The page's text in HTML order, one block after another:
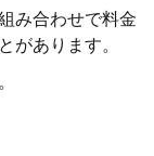
み合わせで料金
があります。